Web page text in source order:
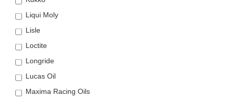
Liqui Moly
Lisle
Loctite
Longride
Lucas Oil
Maxima Racing Oils